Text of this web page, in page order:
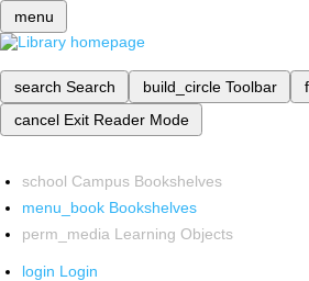
menu
search Search build_circle Toolbar
cancel Exit Reader Mode
school Campus Bookshelves
menu_book Bookshelves
perm_media Learning Objects
login Login